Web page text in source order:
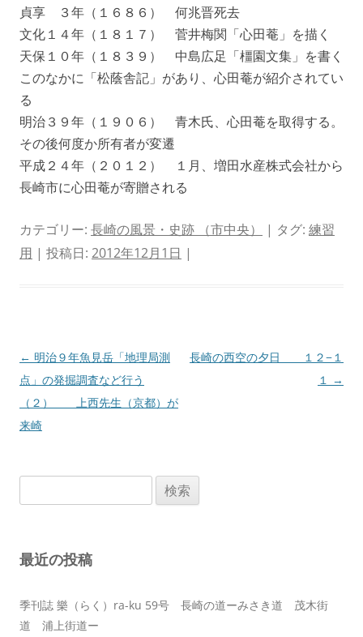
貞享 ３年（１６８６） 何兆晋死去
文化１４年（１８１７） 菅井梅関「心田菴」を描く
天保１０年（１８３９） 中島広足「橿園文集」を書く
このなかに「松蔭舎記」があり、心田菴が紹介されてい
る
明治３９年（１９０６） 青木氏、心田菴を取得する。
その後何度か所有者が変遷
平成２４年（２０１２） １月、増田水産株式会社から
長崎市に心田菴が寄贈される
カテゴリー: 長崎の風景・史跡 （市中央） | タグ: 練習
用 | 投稿日: 2012年12月1日 |
投
稿
ナ
ビ
← 明治９年魚見岳「地理局測
点」の発掘調査など行う
（２） 上西先生（京都）が
来崎
長崎の西空の夕日 １２−１
１ →
索:
最近の投稿
季刊誌 樂（らく）ra-ku 59号 長崎の道ーみさき道 茂木街
道 浦上街道ー